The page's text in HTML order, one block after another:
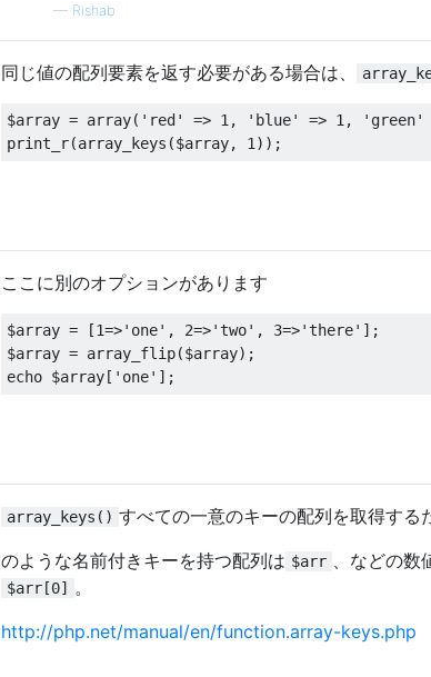
— Rishab
同じ値の配列要素を返す必要がある場合は、
$array = array( 'red' => 1 , 'blue' => 1 , 'green'
print_r(array_keys ($array, 1 ));
ここに別のオプションがあります
$array = [1=>'one' , 2=>'two' , 3=>'there' ];
$array = array_flip($array);
echo $array[ 'one' ];
array_keys() すべての一意のキーの配列を取得する
のような名前付きキーを持つ配列は $arr 、などの
$arr[0] 。
http://php.net/manual/en/function.array-keys.php